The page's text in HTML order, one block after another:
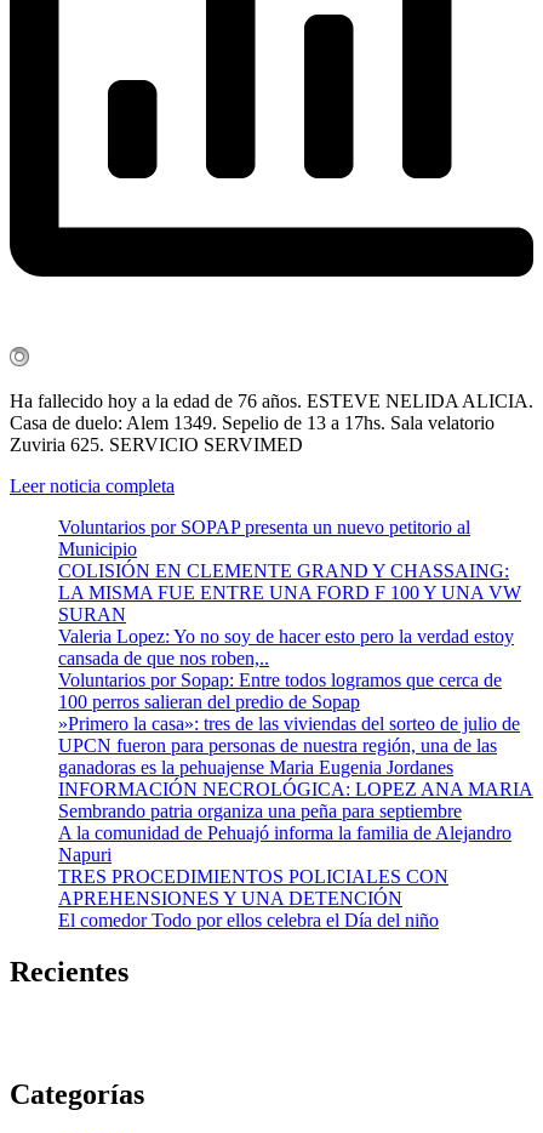
Ha fallecido hoy a la edad de 76 años. ESTEVE NELIDA ALICIA.
Casa de duelo: Alem 1349. Sepelio de 13 a 17hs. Sala velatorio
Zuviria 625. SERVICIO SERVIMED
Leer noticia completa
Voluntarios por SOPAP presenta un nuevo petitorio al
Municipio
COLISIÓN EN CLEMENTE GRAND Y CHASSAING:
LA MISMA FUE ENTRE UNA FORD F 100 Y UNA VW
SURAN
Valeria Lopez: Yo no soy de hacer esto pero la verdad estoy
cansada de que nos roben,..
Voluntarios por Sopap: Entre todos logramos que cerca de
100 perros salieran del predio de Sopap
»Primero la casa»: tres de las viviendas del sorteo de julio de
UPCN fueron para personas de nuestra región, una de las
ganadoras es la pehuajense Maria Eugenia Jordanes
INFORMACIÓN NECROLÓGICA: LOPEZ ANA MARIA
Sembrando patria organiza una peña para septiembre
A la comunidad de Pehuajó informa la familia de Alejandro
Napuri
TRES PROCEDIMIENTOS POLICIALES CON
APREHENSIONES Y UNA DETENCIÓN
El comedor Todo por ellos celebra el Día del niño
Recientes
Categorías